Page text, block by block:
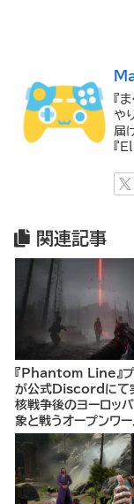
『
や
届
『
関連記事
『Phantom Line』プ
が公式Discordにて
核戦争後のヨーロッ
象と戦うオープンワ
opシューター